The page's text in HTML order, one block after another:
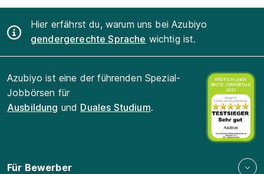
Hier erfährst du, warum uns bei Azubiyo
gendergerechte Sprache wichtig ist.
Azubiyo ist eine der führenden Spezial-
Jobbörsen für
Ausbildung und Duales Studium.
Für Bewerber